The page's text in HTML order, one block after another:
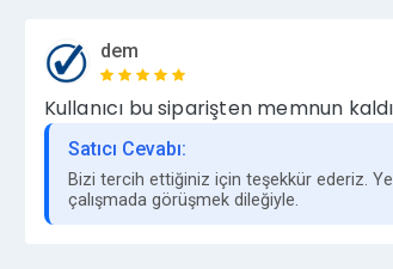
dem
Kullanıcı bu siparişten memnun
Satıcı Cevabı:
Bizi tercih ettiğiniz için teşekkür ederiz.
çalışmada görüşmek dileğiyle.